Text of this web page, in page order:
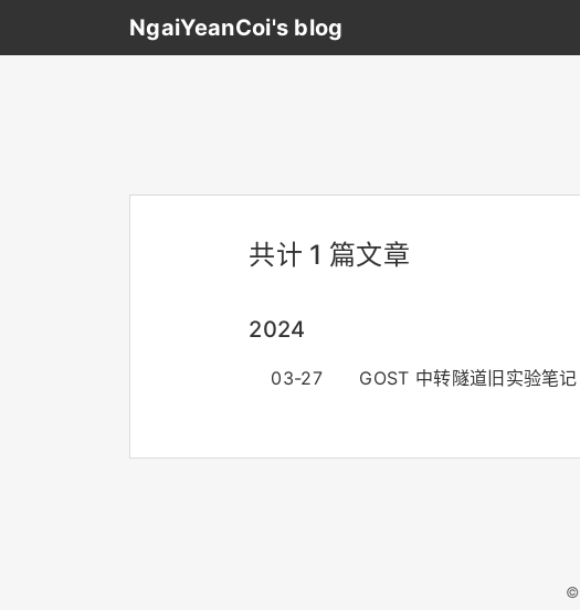
NgaiYeanCoi's blog
共计 1 篇文章
2024
03-27 GOST 中转隧道旧实验笔记
©